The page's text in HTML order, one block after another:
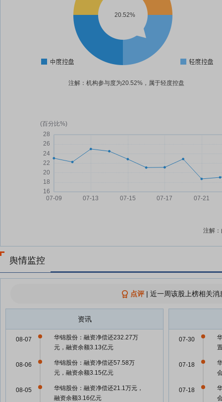
20.52%
注解：机构参与度为20.52%，属于轻度控盘
注解
舆情监控
点评| 近一周该股上榜相关
资讯
华锦股份：融资净偿还232.27万
元，融资余额3.13亿元
08-07
华锦股份：融资净偿还57.58万
元，融资余额3.15亿元
08-06
华锦股份：融资净偿还21.1万元，
融资余额3.16亿元
08-05
07-30
07-18
07-18